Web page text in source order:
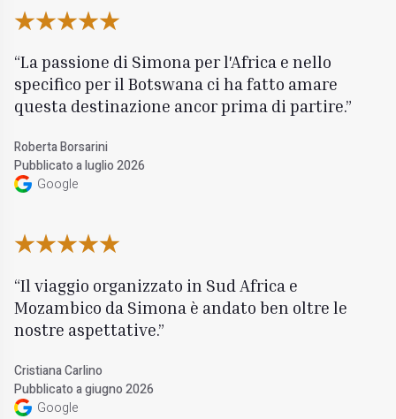
La passione di Simona per l'Africa e nello
specifico per il Botswana ci ha fatto amare
questa destinazione ancor prima di partire.
Roberta Borsarini
Pubblicato a luglio 2026
Google
Il viaggio organizzato in Sud Africa e
Mozambico da Simona è andato ben oltre le
nostre aspettative.
Cristiana Carlino
Pubblicato a giugno 2026
Google